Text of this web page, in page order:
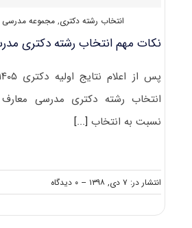
انتخاب رشته دکتری, مجموعه مدرسی
نکات مهم انتخاب رشته دکتری
انتخاب رشته دکتری مدرسی
نسبت به انتخاب[...]
انتشار در: ۷ دی, ۱۳۹۸ -- ۰ دیدگاه
on
نکات